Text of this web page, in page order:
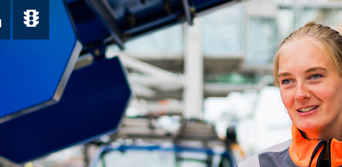
Ihr Download-Center der HPA
Übersicht aller Verkehrsmeldungen im Hafen am